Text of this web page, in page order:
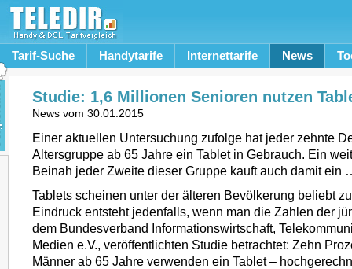
Tarif-Suche Handytarife Internettarife News
Studie: 1,6 Millionen Senioren nutzen
News vom 30.01.2015
Einer aktuellen Untersuchung zufolge hat jeder zehnte
Altersgruppe ab 65 Jahre ein Tablet in Gebrauch. Ein
Beinah jeder Zweite dieser Gruppe kauft auch damit ein
Tablets scheinen unter der älteren Bevölkerung beliebt
Eindruck entsteht jedenfalls, wenn man die Zahlen der
dem Bundesverband Informationswirtschaft,
Medien e.V., veröffentlichten Studie betrachtet: Zehn
Männer ab 65 Jahre verwenden ein Tablet –